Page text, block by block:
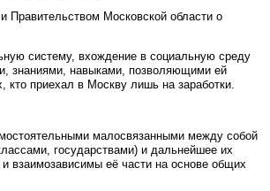
Московской области о
систему, вхождение в социальную среду
знаниями, навыками, позволяющими ей
приехал в Москву лишь на заработки.
малосвязанными между собой
государствами) и дальнейшее их
взаимозависимы её части на основе общих